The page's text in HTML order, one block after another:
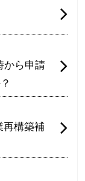
から申請
再構築補